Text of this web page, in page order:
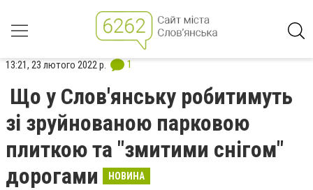
13:21, 23 лютого 2022 р. 1
Що у Слов'янську робитимуть
зі зруйнованою парковою
плиткою та "змитими снігом"
дорогами
НОВИНА